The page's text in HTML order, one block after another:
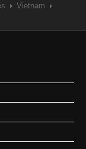
Vietnam